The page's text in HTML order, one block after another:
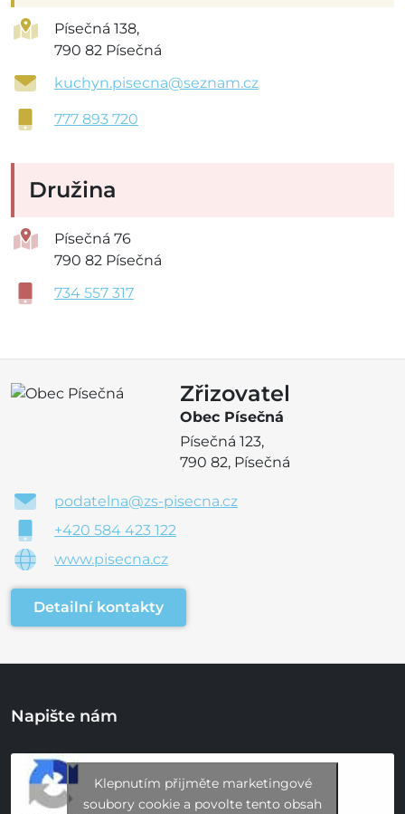
Písečná 138,
790 82 Písečná
kuchyn.pisecna@seznam.cz
777 893 720
Družina
Písečná 76
790 82 Písečná
734 557 317
Zřizovatel
Obec Písečná
Písečná 123,
790 82, Písečná
podatelna@zs-pisecna.cz
+420 584 423 122
www.pisecna.cz
Detailní kontakty
Napište nám
Klepnutím přijměte marketingové
soubory cookie a povolte tento obsah